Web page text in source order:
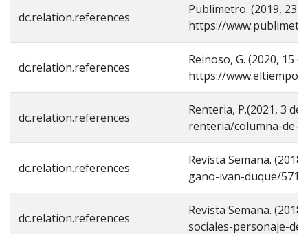
dc.relation.references
Publimetro. (2019, 23
https://
dc.relation.references
Reinoso, G. (2020, 15
https://
dc.relation.references
Renteria, P.(2021, 3
renteria/columna-de-
dc.relation.references
Revista Semana.
gano-ivan-duque/
dc.relation.references
Revista Semana.
sociales-personaje-